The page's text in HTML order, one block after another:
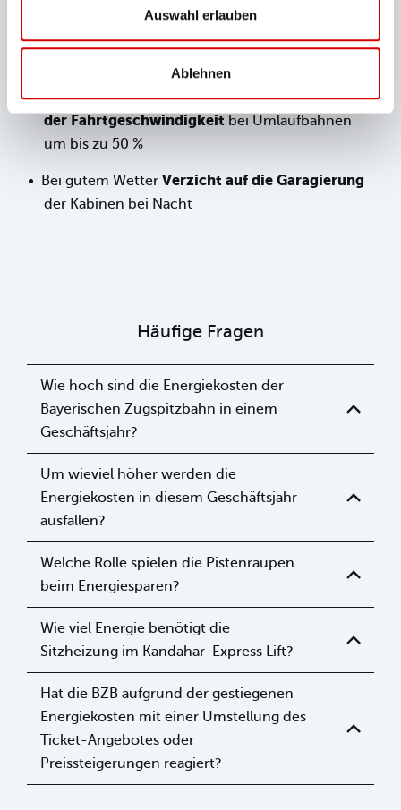
Auswahl erlauben
Ablehnen
Bei geringem GästeaufkommenReduzierung
der Fahrtgeschwindigkeit bei Umlaufbahnen
um bis zu 50 %
Bei gutem Wetter Verzicht auf die Garagierung
der Kabinen bei Nacht
Häufige Fragen
Wie hoch sind die Energiekosten der
Bayerischen Zugspitzbahn in einem
Geschäftsjahr?
Um wieviel höher werden die
Energiekosten in diesem Geschäftsjahr
ausfallen?
Welche Rolle spielen die Pistenraupen
beim Energiesparen?
Wie viel Energie benötigt die
Sitzheizung im Kandahar-Express Lift?
Hat die BZB aufgrund der gestiegenen
Energiekosten mit einer Umstellung des
Ticket-Angebotes oder
Preissteigerungen reagiert?